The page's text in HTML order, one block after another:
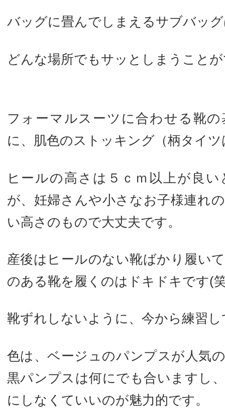
バッグに畳んでしまえるサブバッ
どんな場所でもサッとしまうこと
フォーマルスーツに合わせる靴
に、肌色のストッキング（柄タイツ
ヒールの高さは５ｃｍ以上が良
が、妊婦さんや小さなお子様連れ
い高さのもので大丈夫です。
産後はヒールのない靴ばかり履い
のある靴を履くのはドキドキです(
靴ずれしないように、今から練習
色は、ベージュのパンプスが人気
黒パンプスは何にでも合いますし
にしなくていいのが魅力的です。